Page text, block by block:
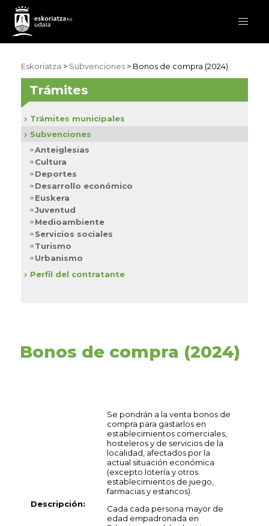
Eskoriatza > Subvenciones > Bonos de compra (2024)
Bonos de compra (2024)
Descripción:
Se pondrán a la venta bonos de
compra para gastarlos en
establecimientos comerciales,
hosteleros y de servicios de la
localidad, afectados por la
actual situación económica
(excepto lotería y otros
establecimientos de juego,
farmacias y estancos).
Cada cada persona mayor de
edad empadronada en
Trámites
Trámites municipales
Subvenciones
Anteiglesias
Cultura
Deportes
Desarrollo económico
Euskera
Juventud
Medioambiente
Servicios sociales
Turismo
Urbanismo
Perfil del contratante